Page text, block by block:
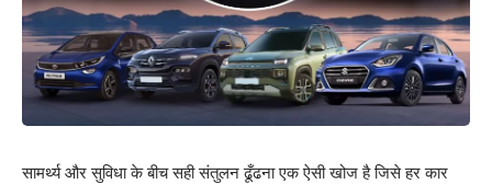
सामर्थ्य और सुविधा के बीच सही संतुलन ढूँढना एक ऐसी खोज है जिसे हर कार